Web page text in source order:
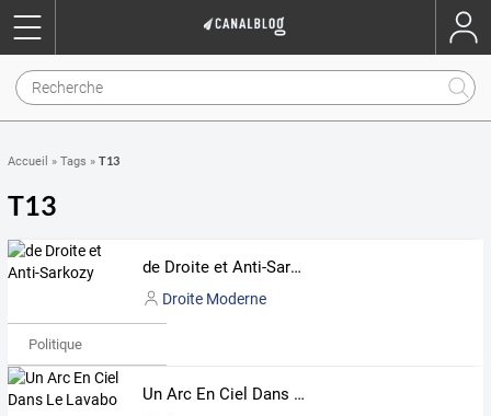
Accueil » Tags » T13
T13
de Droite et Anti-Sarkozy
Droite Moderne
Politique
Un Arc En Ciel Dans Le Lavabo